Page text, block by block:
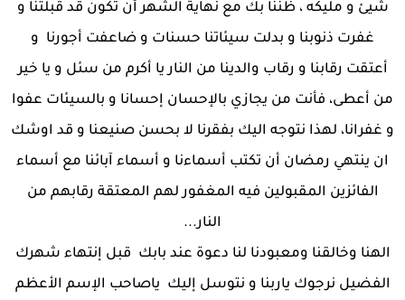
شيئ و مليكه ، ظننا بك مع نهاية الشهر أن تكون قد قبلتنا و
غفرت ذنوبنا و بدلت سيئاتنا حسنات و ضاعفت أجورنا و
أعتقت رقابنا و رقاب والدينا من النار يا أكرم من سئل و يا خير
من أعطى، فأنت من يجازي بالإحسان إحسانا و بالسيئات عفوا
و غفرانا، لهذا نتوجه اليك بفقرنا لا بحسن صنيعنا و قد اوشك
ان ينتهي رمضان أن تكتب أسماءنا و أسماء آبائنا مع أسماء
الفائزين المقبولين فيه المغفور لهم المعتقة رقابهم من
النار...
الهنا وخالقنا ومعبودنا لنا دعوة عند بابك قبل إنتهاء شهرك
الفضيل نرجوك ياربنا و نتوسل إليك ياصاحب الإسم الأعظم